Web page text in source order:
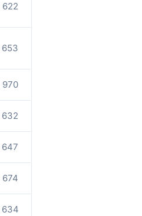
622
653
970
632
647
674
634